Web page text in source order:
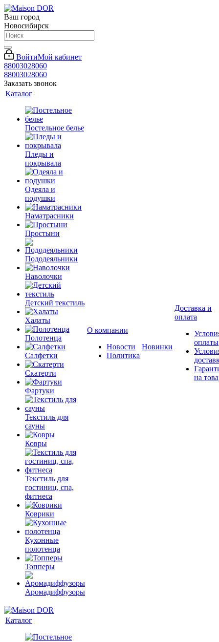
Ваш город
Новосибирск
ВойтиМой кабинет
88003028060
88003028060
Заказать звонок
Каталог
Постельное белье
Пледы и
покрывала
Одеяла и
подушки
Наматрасники
Простыни
Пододеяльники
Наволочки
Детский текстиль
Халаты
Полотенца
Салфетки
Скатерти
Фартуки
Текстиль для
сауны
Ковры
Текстиль для
гостиниц, спа,
фитнеса
Коврики
Кухонные
полотенца
Топперы
Аромадиффузоры
О компании
Новости
Политика
Новинки
Доставка и
оплата
оплаты
на
Каталог